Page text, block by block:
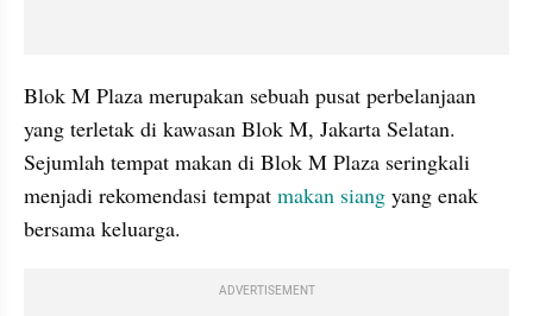
Blok M Plaza merupakan sebuah pusat perbelanjaan
yang terletak di kawasan Blok M, Jakarta Selatan.
Sejumlah tempat makan di Blok M Plaza seringkali
menjadi rekomendasi tempat makan siang yang enak
bersama keluarga.
ADVERTISEMENT